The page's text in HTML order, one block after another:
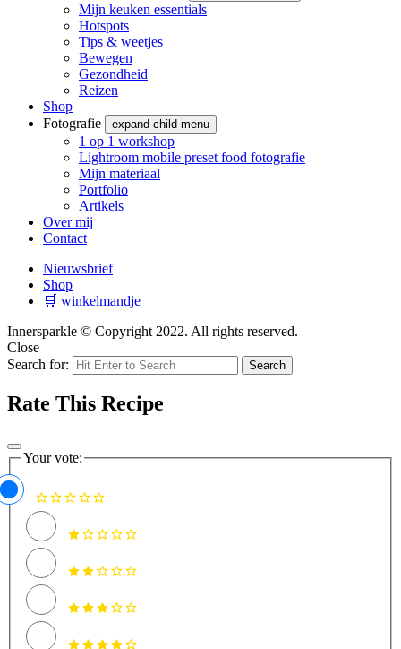
Mijn keuken essentials
Hotspots
Tips & weetjes
Bewegen
Gezondheid
Reizen
Shop
Fotografie
expand child menu
1 op 1 workshop
Lightroom mobile preset food fotografie
Mijn materiaal
Portfolio
Artikels
Over mij
Contact
Nieuwsbrief
Shop
🛒 winkelmandje
Innersparkle © Copyright 2022. All rights reserved.
Close
Search for:
Search
Rate This Recipe
Your vote: